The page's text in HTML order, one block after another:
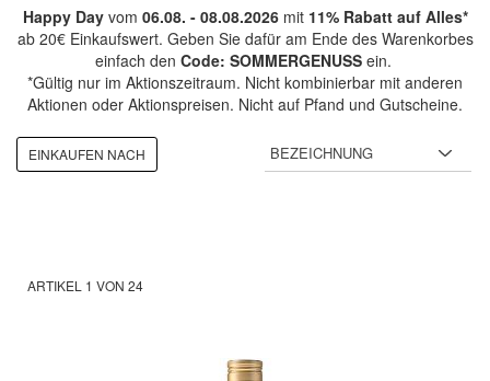
Happy Dayvom 06.08. - 08.08.2026mit 11% Rabatt auf Alles*
ab 20€ Einkaufswert. Geben Sie dafür am Ende des Warenkorbes
einfach den Code: SOMMERGENUSSein.
*Gültig nur im Aktionszeitraum. Nicht kombinierbar mit anderen
Aktionen oder Aktionspreisen. Nicht auf Pfand und Gutscheine.
ARTIKEL 1 VON 24
EINKAUFEN NACH